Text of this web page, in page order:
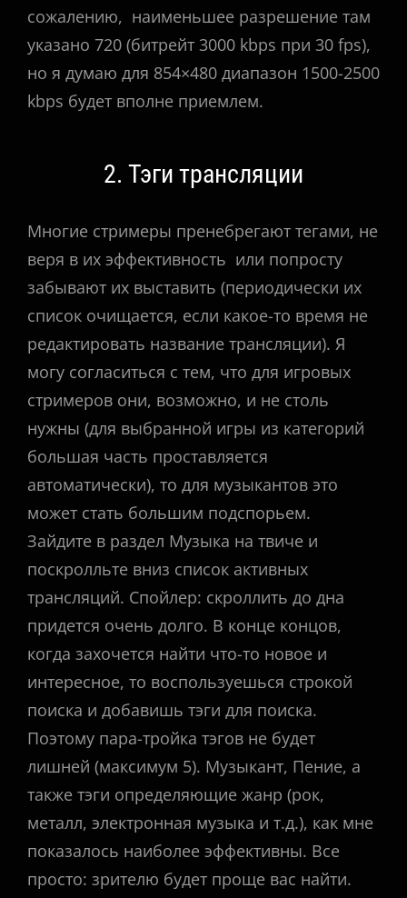
сожалению, наименьшее разрешение там
указано 720 (битрейт 3000 kbps при 30 fps),
но я думаю для 854×480 диапазон 1500-2500
kbps будет вполне приемлем.
2. Тэги трансляции
Многие стримеры пренебрегают тегами, не
веря в их эффективность или попросту
забывают их выставить (периодически их
список очищается, если какое-то время не
редактировать название трансляции). Я
могу согласиться с тем, что для игровых
стримеров они, возможно, и не столь
нужны (для выбранной игры из категорий
большая часть проставляется
автоматически), то для музыкантов это
может стать большим подспорьем.
Зайдите в раздел Музыка на твиче и
поскролльте вниз список активных
трансляций. Спойлер: скроллить до дна
придется очень долго. В конце концов,
когда захочется найти что-то новое и
интересное, то воспользуешься строкой
поиска и добавишь тэги для поиска.
Поэтому пара-тройка тэгов не будет
лишней (максимум 5). Музыкант, Пение, а
также тэги определяющие жанр (рок,
металл, электронная музыка и т.д.), как мне
показалось наиболее эффективны. Все
просто: зрителю будет проще вас найти.